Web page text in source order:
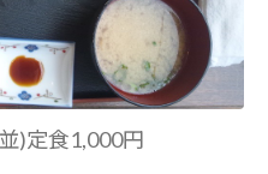
)定食1,000円